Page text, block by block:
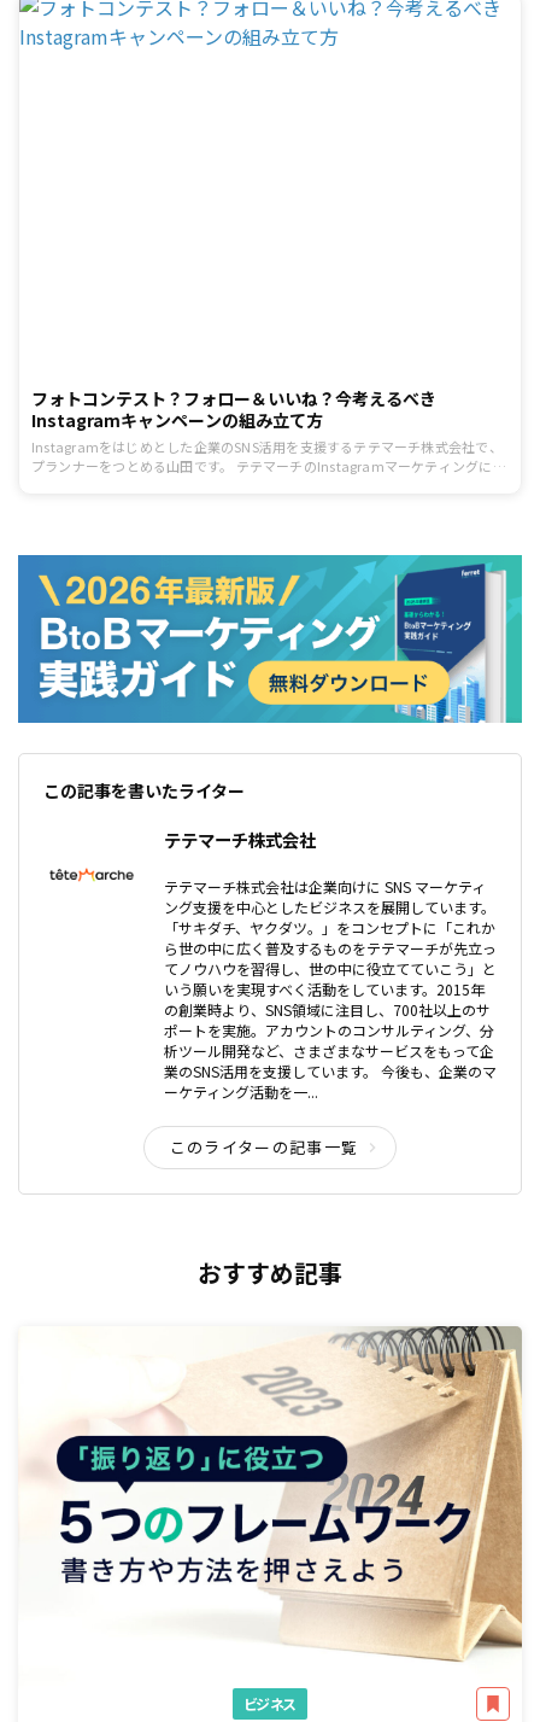
Instagramのアカウントをグロースさせる（多くのフォロワーと繋がる）ため
の広告の活用方法についてお話しします。ただし、「フォロワー数」はあくま
フォトコンテスト？フォロー＆いいね？今考えるべき
Instagramキャンペーンの組み立て方
Instagramをはじめとした企業のSNS活用を支援するテテマーチ株式会社で、
プランナーをつとめる山田です。 テテマーチのInstagramマーケティングにつ
この記事を書いたライター
テテマーチ株式会社
テテマーチ株式会社は企業向けに SNS マーケティ
ング支援を中心としたビジネスを展開しています。
「サキダチ、ヤクダツ。」をコンセプトに「これか
ら世の中に広く普及するものをテテマーチが先立っ
てノウハウを習得し、世の中に役立てていこう」と
いう願いを実現すべく活動をしています。2015年
の創業時より、SNS領域に注目し、700社以上のサ
ポートを実施。アカウントのコンサルティング、分
析ツール開発など、さまざまなサービスをもって企
業のSNS活用を支援しています。 今後も、企業のマ
ーケティング活動を一...
このライターの記事一覧
おすすめ記事
ビジネス